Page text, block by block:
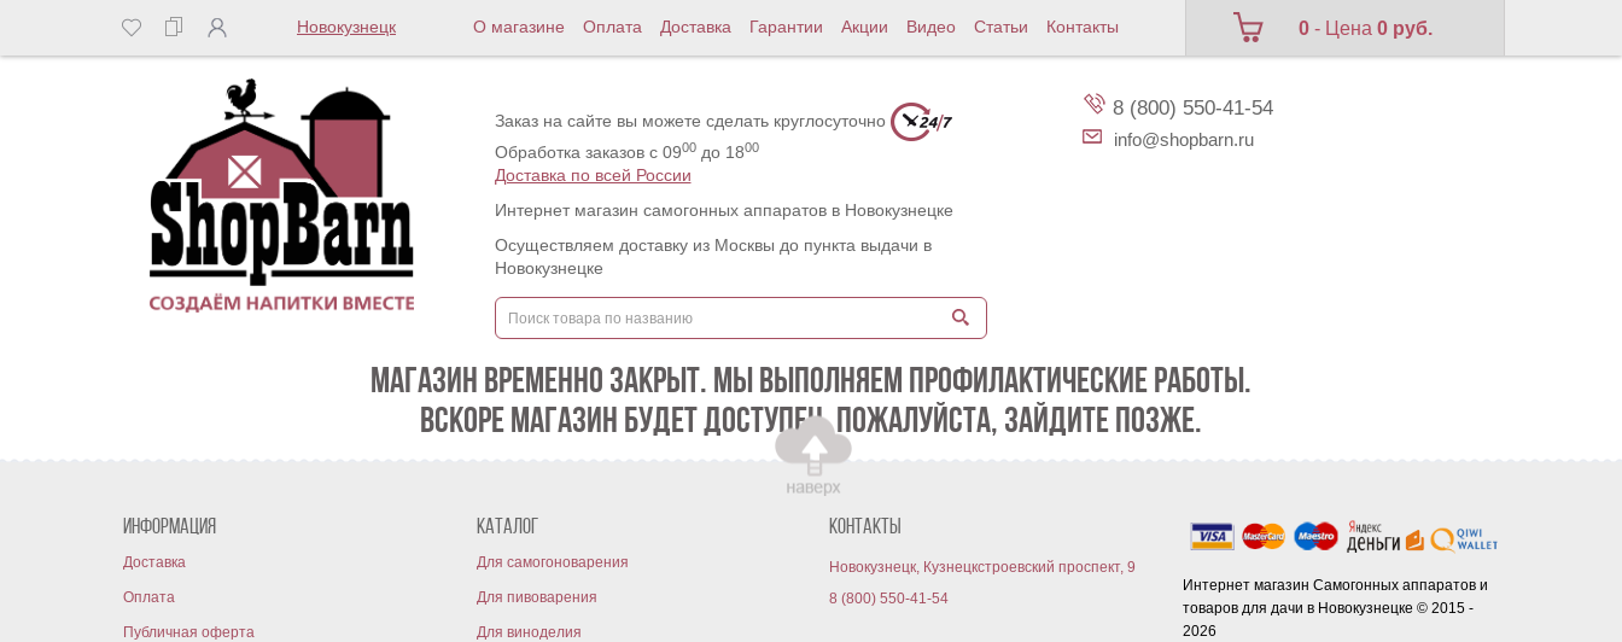
Новокузнецк О магазине Оплата Доставка Гарантии Акции Видео Статьи Контакты 0 - Цена0 руб.
Заказ на сайте вы можете сделать круглосуточно
Обработка заказов с 0900до 1800
Доставка по всей России
Интернет магазин самогонных аппаратов в Новокузнецке
Осуществляем доставку из Москвы до пункта выдачи в
Новокузнецке
8 (800) 550-41-54
info@shopbarn.ru
МАГАЗИН ВРЕМЕННО ЗАКРЫТ. МЫ ВЫПОЛНЯЕМ ПРОФИЛАКТИЧЕСКИЕ РАБОТЫ.
ВСКОРЕ МАГАЗИН БУДЕТ ДОСТУПЕН. ПОЖАЛУЙСТА, ЗАЙДИТЕ ПОЗЖЕ.
Информация
Доставка
Оплата
Публичная оферта
Каталог
Для самогоноварения
Для пивоварения
Для виноделия
Контакты
Новокузнецк, Кузнецкстроевский проспект, 9
8 (800) 550-41-54
Интернет магазин Самогонных аппаратов и
товаров для дачи в Новокузнецке © 2015 -
2026